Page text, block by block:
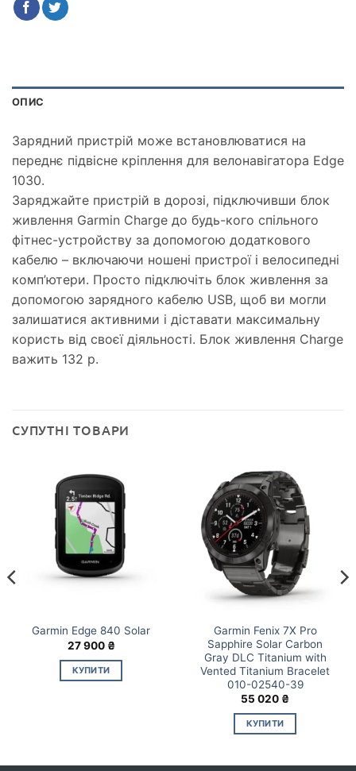
ОПИС
Зарядний пристрій може встановлюватися на
переднє підвісне кріплення для велонавігатора Edge
1030.
Заряджайте пристрій в дорозі, підключивши блок
живлення Garmin Charge до будь-кого спільного
фітнес-устройству за допомогою додаткового
кабелю – включаючи ношені пристрої і велосипедні
комп’ютери. Просто підключіть блок живлення за
допомогою зарядного кабелю USB, щоб ви могли
залишатися активними і діставати максимальну
користь від своєї діяльності. Блок живлення Charge
важить 132 р.
СУПУТНІ ТОВАРИ
Garmin Edge 840 Solar
27 900 ₴
КУПИТИ
Garmin Fenix 7X Pro
Sapphire Solar Carbon
Gray DLC Titanium with
Vented Titanium Bracelet
010-02540-39
55 020 ₴
КУПИТИ